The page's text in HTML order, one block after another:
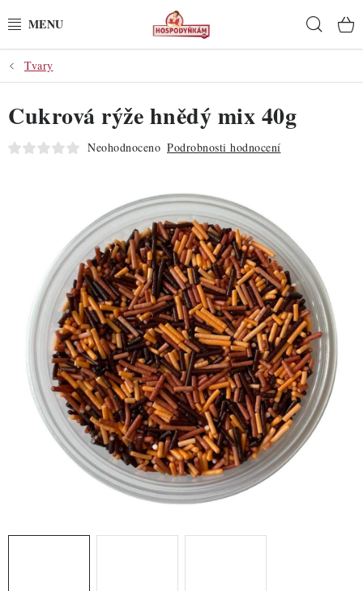
na
POTŘEBY
POMŮCKY
SUROVINY
PRO OSLAVY
DO KUCHYNĚ
POCHUTINY
ZDRAVÉ PEČENÍ
DÁRKOVÉ POUKAZY
TÉMATICKÉ PRODUKTY
NOVÉ ZBOŽÍ
Tvary
Cukrová rýže hnědý mix 40g
Neohodnoceno Podrobnosti hodnocení